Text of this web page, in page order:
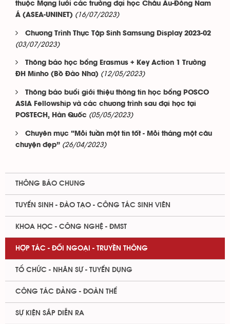
thuộc Mạng lưới các trường đại học Châu Âu-Đông Nam
Á (ASEA-UNINET) (16/07/2023)
Chương Trình Thực Tập Sinh Samsung Display 2023-02
(03/07/2023)
Thông báo học bổng Erasmus + Key Action 1 Trường
ĐH Minho (Bồ Đào Nha) (12/05/2023)
Thông báo buổi giới thiệu thông tin học bổng POSCO
ASIA Fellowship và các chương trình sau đại học tại
POSTECH, Hàn Quốc (05/05/2023)
Chuyên mục “Mỗi tuần một tin tốt - Mỗi tháng một câu
chuyện đẹp” (26/04/2023)
THÔNG BÁO CHUNG
TUYỂN SINH - ĐÀO TẠO - CÔNG TÁC SINH VIÊN
KHOA HỌC - CÔNG NGHỆ - ĐMST
HỢP TÁC - ĐỐI NGOẠI - TRUYỀN THÔNG
TỔ CHỨC - NHÂN SỰ - TUYỂN DỤNG
CÔNG TÁC ĐẢNG - ĐOÀN THỂ
SỰ KIỆN SẮP DIỄN RA